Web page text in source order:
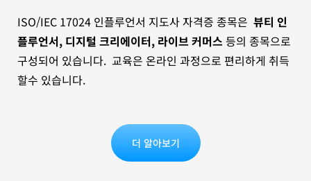
ISO/IEC 17024 인플루언서 지도사 자격증 종목은 뷰티 인
플루언서, 디지털 크리에이터, 라이브 커머스 등의 종목으로
구성되어 있습니다. 교육은 온라인 과정으로 편리하게 취득
할수 있습니다.
더 알아보기